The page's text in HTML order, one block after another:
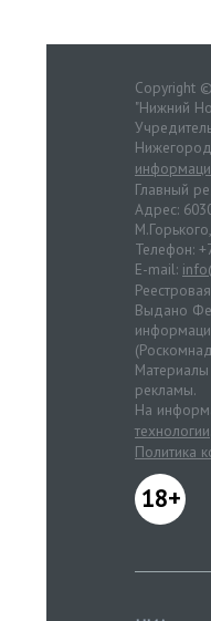
Copyright
"Нижний
Главный
Адрес:
Телефон:
E-mail:
Выдано
рекламы.
На
технологии
Политика
18+